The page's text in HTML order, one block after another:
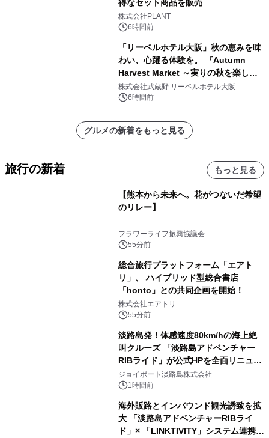
得なセット商品を販売
株式会社PLANT
6時間前
「リーベルホテル大阪」秋の恵みを味
わい、心躍る体験を。 『Autumn
Harvest Market ～実りの秋を楽しむ
ディナー&スイーツビュッフェ～』を9
月18日より開催！
株式会社武蔵野 リーベルホテル大阪
6時間前
グルメの新着をもっと見る
旅行の新着 もっと見る
【熊本から未来へ。花がつないだ希望
のリレー】
フラワーライフ振興協議会
55分前
総合旅行プラットフォーム「エアト
リ」、 ハイブリッド型総合書店
「honto」との共同企画を開始！
株式会社エアトリ
55分前
淡路島発！体感速度80km/hの海上絶
叫クルーズ 「淡路島アドベンチャー
RIBライド」が公式HPを全面リニュー
アル！ ～スマホで即予約完了の「スマ
ート設計」へ刷新～
ジョイポート淡路島株式会社
1時間前
海外販路とインバウンド観光誘致を拡
大 「淡路島アドベンチャーRIBライ
ド」× 「LINKTIVITY」システム連携を